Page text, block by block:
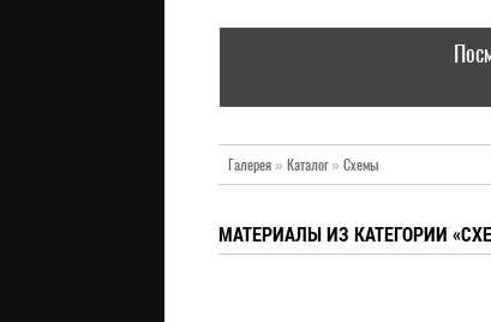
Галерея» Каталог» Схемы
МАТЕРИАЛЫ ИЗ КАТЕГОРИИ